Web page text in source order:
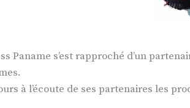
Paname s’est rapproché d’un
à l’écoute de ses partenaires les